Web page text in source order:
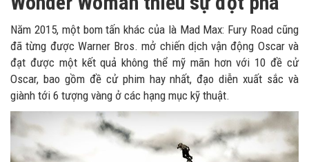
Năm 2015, một bom tấn khác của là Mad Max: Fury Road cũng
đã từng được Warner Bros. mở chiến dịch vận động Oscar và
đạt được một kết quả không thể mỹ mãn hơn với 10 đề cử
Oscar, bao gồm đề cử phim hay nhất, đạo diễn xuất sắc và
giành tới 6 tượng vàng ở các hạng mục kỹ thuật.